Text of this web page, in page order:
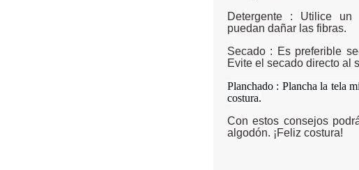
Detergente : Utilice un
puedan dañar las fibras.
Secado : Es preferible
Evite el secado directo al
Planchado : Plancha la tela
costura.
Con estos consejos
algodón. ¡Feliz costura!